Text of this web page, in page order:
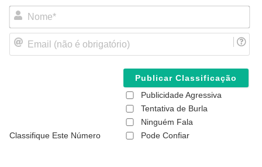
N
m
a
Classifique Este Número
Publicidade Agressiva
Tentativa de Burla
Ninguém Fala
Pode Confiar